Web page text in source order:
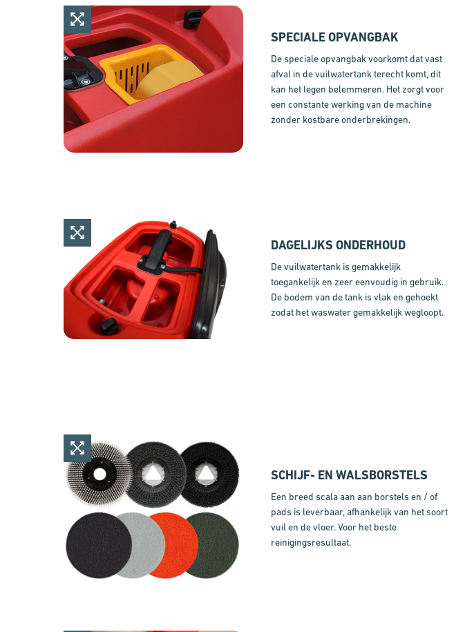
SPECIALE OPVANGBAK
De speciale opvangbak voorkomt dat vast
afval in de vuilwatertank terecht komt, dit
kan het legen belemmeren. Het zorgt voor
een constante werking van de machine
zonder kostbare onderbrekingen.
DAGELIJKS ONDERHOUD
De vuilwatertank is gemakkelijk
toegankelijk en zeer eenvoudig in gebruik.
De bodem van de tank is vlak en gehoekt
zodat het waswater gemakkelijk wegloopt.
SCHIJF- EN WALSBORSTELS
Een breed scala aan aan borstels en / of
pads is leverbaar, afhankelijk van het soort
vuil en de vloer. Voor het beste
reinigingsresultaat.